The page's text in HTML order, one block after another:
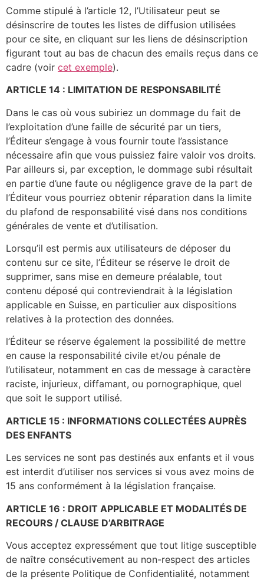
Comme stipulé à l’article 12, l’Utilisateur peut se
désinscrire de toutes les listes de diffusion utilisées
pour ce site, en cliquant sur les liens de désinscription
figurant tout au bas de chacun des emails reçus dans ce
cadre (voir cet exemple).
ARTICLE 14 : LIMITATION DE RESPONSABILITÉ
Dans le cas où vous subiriez un dommage du fait de
l’exploitation d’une faille de sécurité par un tiers,
l’Éditeur s’engage à vous fournir toute l’assistance
nécessaire afin que vous puissiez faire valoir vos droits.
Par ailleurs si, par exception, le dommage subi résultait
en partie d’une faute ou négligence grave de la part de
l’Éditeur vous pourriez obtenir réparation dans la limite
du plafond de responsabilité visé dans nos conditions
générales de vente et d’utilisation.
Lorsqu’il est permis aux utilisateurs de déposer du
contenu sur ce site, l’Éditeur se réserve le droit de
supprimer, sans mise en demeure préalable, tout
contenu déposé qui contreviendrait à la législation
applicable en Suisse, en particulier aux dispositions
relatives à la protection des données.
l’Éditeur se réserve également la possibilité de mettre
en cause la responsabilité civile et/ou pénale de
l’utilisateur, notamment en cas de message à caractère
raciste, injurieux, diffamant, ou pornographique, quel
que soit le support utilisé.
ARTICLE 15 : INFORMATIONS COLLECTÉES AUPRÈS
DES ENFANTS
Les services ne sont pas destinés aux enfants et il vous
est interdit d’utiliser nos services si vous avez moins de
15 ans conformément à la législation française.
ARTICLE 16 : DROIT APPLICABLE ET MODALITÉS DE
RECOURS / CLAUSE D’ARBITRAGE
Vous acceptez expressément que tout litige susceptible
de naître consécutivement au non-respect des articles
de la présente Politique de Confidentialité, notamment